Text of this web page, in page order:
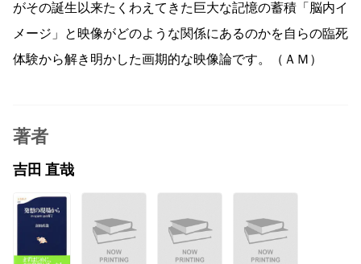
がその誕生以来たくわえてきた巨大な記憶の蓄積「脳内イ
メージ」と映像がどのような関係にあるのかを自らの臨死
体験から解き明かした画期的な映像論です。（ＡＭ）
著者
吉田 直哉